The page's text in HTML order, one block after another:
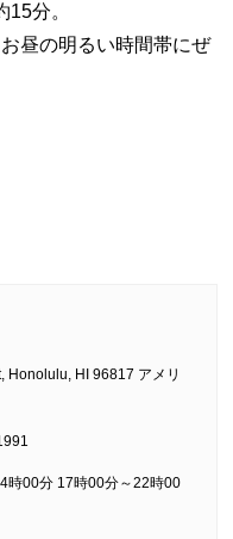
分。
昼の明るい時間帯にぜ
Honolulu, HI 96817 アメリ
時00分 17時00分～22時00